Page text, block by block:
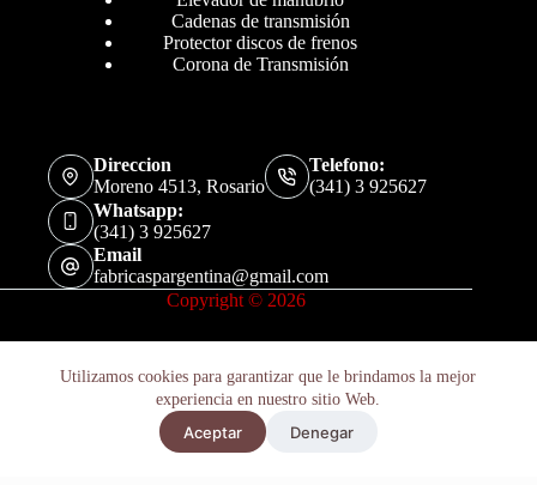
Utilizamos cookies para garantizar que le brindamos la mejor
experiencia en nuestro sitio Web.
Aceptar Denegar
Cadenas de transmisión
Protector discos de frenos
Corona de Transmisión
Direccion
Moreno 4513, Rosario
Telefono:
(341) 3 925627
Whatsapp:
(341) 3 925627
Email
fabricaspargentina@gmail.com
Copyright © 2026
Retenes Suspension Ducati 900 Supersport 1990-1994 X2u
Hay existencias
Añadir al carrito